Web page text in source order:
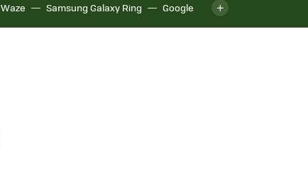
Waze Samsung Galaxy Ring
Google